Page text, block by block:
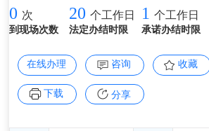
0 次
到现场次数
20 个工作日
法定办结时限
1 个工作日
承诺办结时限
在线办理 咨询 收藏
下载 分享